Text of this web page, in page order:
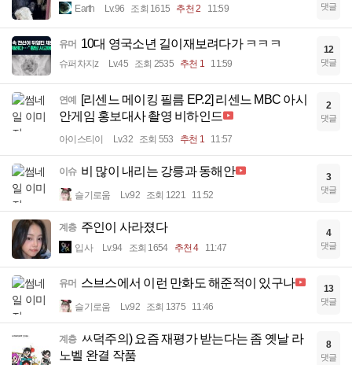
Earth Lv.96 조회 1615 추천 2 11:59 댓글
유머 10대 영국소년 길이재보려다가 ㅋㅋㅋ
슈퍼차지z Lv.45 조회 2535 추천 1 11:59
12
댓글
연예 [리센느 메이킹 필름 EP.2] 리센느 MBC 아시
안게임 홍보대사 촬영 비하인드
아이스티이 Lv.32 조회 553 추천 1 11:57
2
댓글
이슈 비 많이 내리는 강릉과 동해안
슬기로움 Lv.92 조회 1221 11:52
3
댓글
계층 주인이 사라졌다
입사 Lv.94 조회 1654 추천 4 11:47
4
댓글
유머 스브스에서 이런 만화도 해준적이 있구나
슬기로움 Lv.92 조회 1375 11:46
13
댓글
계층 ㅆ덕주의) 요즘 재평가 받는다는 좀 옛날 라
노벨 완결 작품
8
댓글